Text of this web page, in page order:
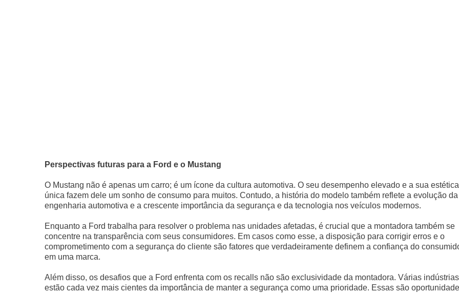
Perspectivas futuras para a Ford e o Mustang
O Mustang não é apenas um carro; é um ícone da cultura automotiva. O seu desempenho elevado e a sua estética
única fazem dele um sonho de consumo para muitos. Contudo, a história do modelo também reflete a evolução da
engenharia automotiva e a crescente importância da segurança e da tecnologia nos veículos modernos.
Enquanto a Ford trabalha para resolver o problema nas unidades afetadas, é crucial que a montadora também se
concentre na transparência com seus consumidores. Em casos como esse, a disposição para corrigir erros e o
comprometimento com a segurança do cliente são fatores que verdadeiramente definem a confiança do
em uma marca.
Além disso, os desafios que a Ford enfrenta com os recalls não são exclusividade da montadora. Várias indústrias
estão cada vez mais cientes da importância de manter a segurança como uma prioridade. Essas são